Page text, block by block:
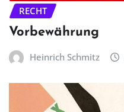
RECHT
Vorbewährung
Heinrich Schmitz